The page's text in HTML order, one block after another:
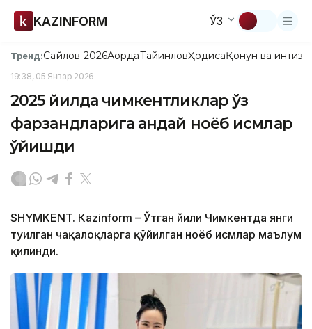
KAZINFORM ЎЗ
Тренд:Сайлов-2026АқордаТайинловҲодисаҚонун ва
19:38, 05 Январ 2026
2025 йилда чимкентликлар ўз
фарзандларига қандай ноёб исмлар
қўйишди
SHYMKENT. Кazinform – Ўтган йили Чимкентда янги
туғилган чақалоқларга қўйилган ноёб исмлар маълум
қилинди.